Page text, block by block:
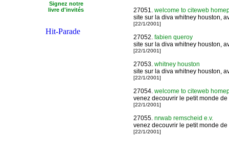
Signez notre
livre d'invités
27051. welcome to citeweb
site sur la diva whitney houston,
[22/1/2001]
27052. fabien queroy
site sur la diva whitney houston,
[22/1/2001]
27053. whitney houston
site sur la diva whitney houston,
[22/1/2001]
27054. welcome to citeweb
venez decouvrir le petit monde
[22/1/2001]
27055. nrwab remscheid e.v.
venez decouvrir le petit monde
[22/1/2001]